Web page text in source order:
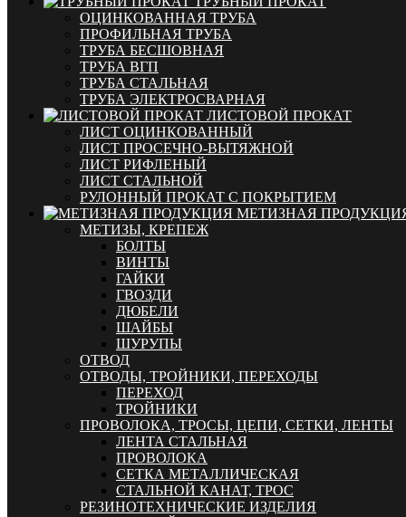
ОЦИНКОВАННАЯ ТРУБА
ПРОФИЛЬНАЯ ТРУБА
ТРУБА БЕСШОВНАЯ
ТРУБА ВГП
ТРУБА СТАЛЬНАЯ
ТРУБА ЭЛЕКТРОСВАРНАЯ
ЛИСТОВОЙ ПРОКАТ
ЛИСТ ОЦИНКОВАННЫЙ
ЛИСТ ПРОСЕЧНО-ВЫТЯЖНОЙ
ЛИСТ РИФЛЕНЫЙ
ЛИСТ СТАЛЬНОЙ
РУЛОННЫЙ ПРОКАТ С ПОКРЫТИЕМ
МЕТИЗНАЯ
МЕТИЗЫ, КРЕПЕЖ
БОЛТЫ
ВИНТЫ
ГАЙКИ
ГВОЗДИ
ДЮБЕЛИ
ШАЙБЫ
ШУРУПЫ
ОТВОД
ОТВОДЫ, ТРОЙНИКИ, ПЕРЕХОДЫ
ПЕРЕХОД
ТРОЙНИКИ
ПРОВОЛОКА, ТРОСЫ, ЦЕПИ, СЕТКИ, ЛЕНТЫ
ЛЕНТА СТАЛЬНАЯ
ПРОВОЛОКА
СЕТКА МЕТАЛЛИЧЕСКАЯ
СТАЛЬНОЙ КАНАТ, ТРОС
РЕЗИНОТЕХНИЧЕСКИЕ ИЗДЕЛИЯ